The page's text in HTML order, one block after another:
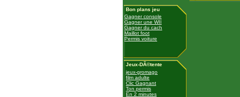
Bon plans jeu
Gagner console
Gagner une WII
Gagner du cach
Maillot foot
Permis voiture
Jeux-DÃ©tente
jeux-gromago
film adulte
Clic Gagnant
Ton permis
En 2 minutes